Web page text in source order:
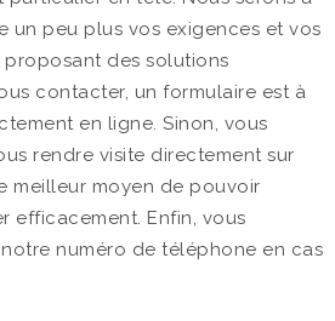
un peu plus vos exigences et vos
des solutions
contacter, un formulaire est à
en ligne. Sinon, vous
rendre visite directement sur
meilleur moyen de pouvoir
efficacement. Enfin, vous
numéro de téléphone en cas